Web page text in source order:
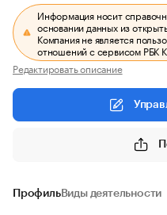
Информация носит
основании данных из
Компания не является
отношений с сервисом РБК
Редактировать описание
ПрофильВиды деятельности